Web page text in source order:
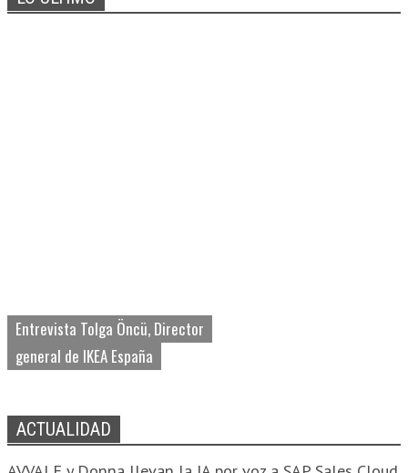
Entrevista Tolga Öncü, Director
general de IKEA España
ACTUALIDAD